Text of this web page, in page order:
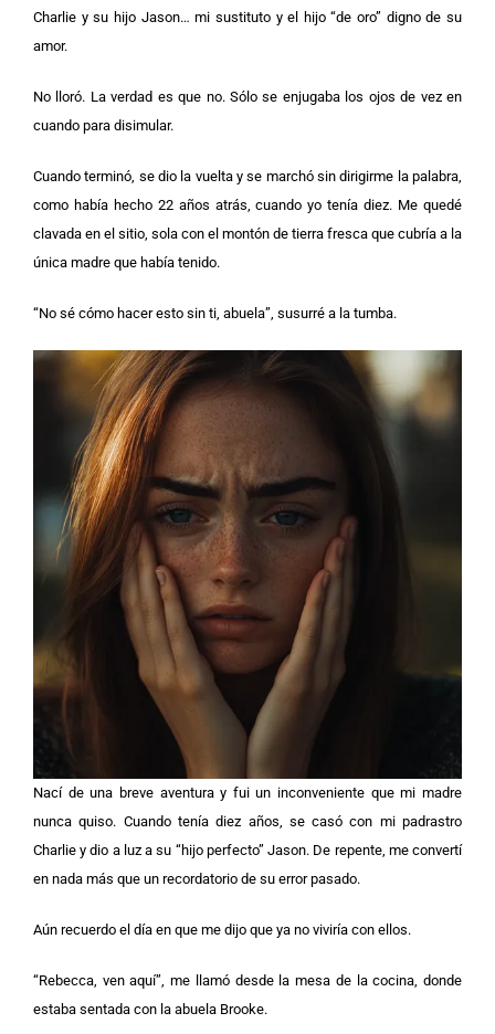
Charlie y su hijo Jason… mi sustituto y el hijo “de oro” digno de su
amor.
No lloró. La verdad es que no. Sólo se enjugaba los ojos de vez en
cuando para disimular.
Cuando terminó, se dio la vuelta y se marchó sin dirigirme la palabra,
como había hecho 22 años atrás, cuando yo tenía diez. Me quedé
clavada en el sitio, sola con el montón de tierra fresca que cubría a la
única madre que había tenido.
“No sé cómo hacer esto sin ti, abuela”, susurré a la tumba.
Nací de una breve aventura y fui un inconveniente que mi madre
nunca quiso. Cuando tenía diez años, se casó con mi padrastro
Charlie y dio a luz a su “hijo perfecto” Jason. De repente, me convertí
en nada más que un recordatorio de su error pasado.
Aún recuerdo el día en que me dijo que ya no viviría con ellos.
“Rebecca, ven aquí”, me llamó desde la mesa de la cocina, donde
estaba sentada con la abuela Brooke.